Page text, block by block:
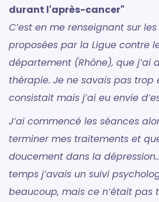
durant l'après-cancer"
C’est en me renseignant sur
proposées par la Ligue contre
département (Rhône), que j’ai
thérapie. Je ne savais pas trop
consistait mais j’ai eu envie
J’ai commencé les séances
terminer mes traitements et
doucement dans la
temps j’avais un suivi
beaucoup, mais ce n’était pas